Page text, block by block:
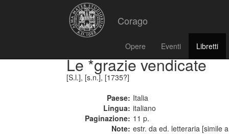
Corago
Opere Eventi Libretti
Le *grazie vendicate
[S.l.], [s.n.], [1735?]
Paese: Italia
Lingua: italiano
Paginazione: 11 p.
Note: estr. da ed. letteraria [simile